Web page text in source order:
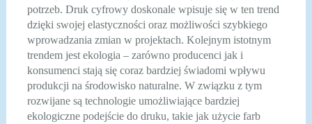
potrzeb. Druk cyfrowy doskonale wpisuje się w ten trend
dzięki swojej elastyczności oraz możliwości szybkiego
wprowadzania zmian w projektach. Kolejnym istotnym
trendem jest ekologia – zarówno producenci jak i
konsumenci stają się coraz bardziej świadomi wpływu
produkcji na środowisko naturalne. W związku z tym
rozwijane są technologie umożliwiające bardziej
ekologiczne podejście do druku, takie jak użycie farb